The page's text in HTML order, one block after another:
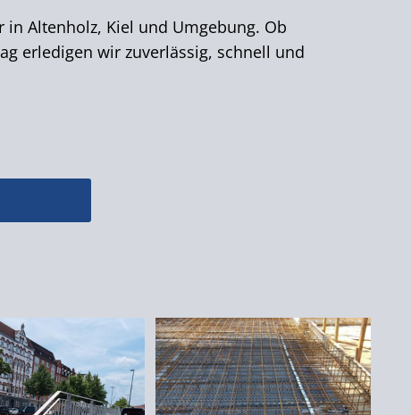
Altenholz, Kiel und Umgebung. Ob
erledigen wir zuverlässig, schnell und